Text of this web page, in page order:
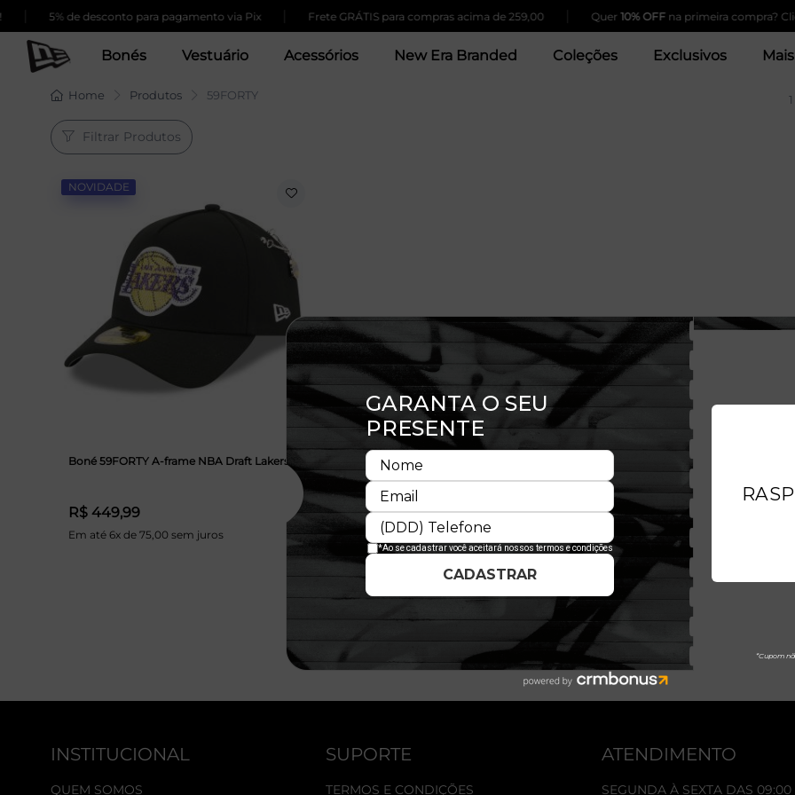
5% de desconto para pagamento via Pix Frete GRÁTIS para compras acima de 259,00 Quer10% OFFna primeira compra?
Bonés Vestuário Acessórios New Era Branded Coleções Exclusivos
Home Produtos 59FORTY
Filtrar Produtos
NOVIDADE
Boné 59FORTY A-frame NBA Draft Lakers
R$ 449,99
Em até 6x de 75,00 sem juros
INSTITUCIONAL
QUEM SOMOS
SUPORTE
TERMOS E CONDIÇÕES
ATENDIMENTO
SEGUNDA À SEXTA DAS 09:00